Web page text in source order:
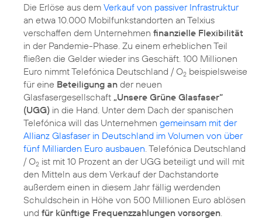
Die Erlöse aus dem Verkauf von passiver Infrastruktur
an etwa 10.000 Mobilfunkstandorten an Telxius
verschaffen dem Unternehmen finanzielle Flexibilität
in der Pandemie-Phase. Zu einem erheblichen Teil
fließen die Gelder wieder ins Geschäft. 100 Millionen
Euro nimmt Telefónica Deutschland / O2 beispielsweise
für eine Beteiligung an der neuen
Glasfasergesellschaft „Unsere Grüne Glasfaser“
(UGG) in die Hand. Unter dem Dach der spanischen
Telefónica will das Unternehmen gemeinsam mit der
Allianz Glasfaser in Deutschland im Volumen von über
fünf Milliarden Euro ausbauen . Telefónica Deutschland
/ O2 ist mit 10 Prozent an der UGG beteiligt und will mit
den Mitteln aus dem Verkauf der Dachstandorte
außerdem einen in diesem Jahr fällig werdenden
Schuldschein in Höhe von 500 Millionen Euro ablösen
und für künftige Frequenzzahlungen vorsorgen